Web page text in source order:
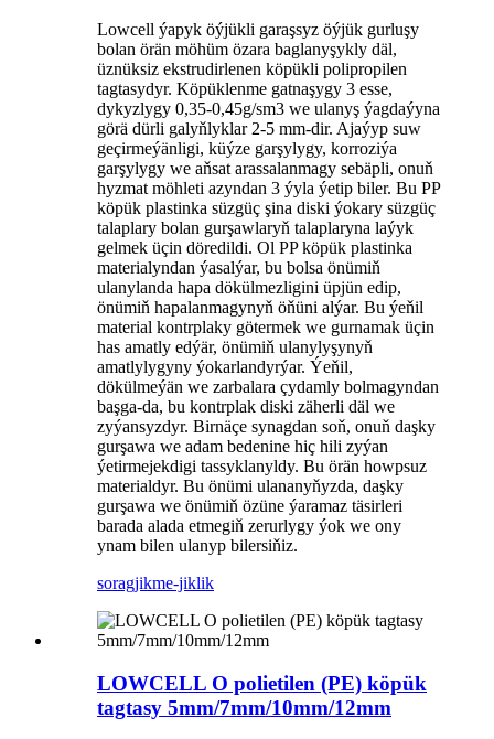
Lowcell ýapyk öýjükli garaşsyz öýjük gurluşy
bolan örän möhüm özara baglanyşykly däl,
üznüksiz ekstrudirlenen köpükli polipropilen
tagtasydyr. Köpüklenme gatnaşygy 3 esse,
dykyzlygy 0,35-0,45g/sm3 we ulanyş ýagdaýyna
görä dürli galyňlyklar 2-5 mm-dir. Ajaýyp suw
geçirmeýänligi, küýze garşylygy, korroziýa
garşylygy we aňsat arassalanmagy sebäpli, onuň
hyzmat möhleti azyndan 3 ýyla ýetip biler. Bu PP
köpük plastinka süzgüç şina diski ýokary süzgüç
talaplary bolan gurşawlaryň talaplaryna laýyk
gelmek üçin döredildi. Ol PP köpük plastinka
materialyndan ýasalýar, bu bolsa önümiň
ulanylanda hapa dökülmezligini üpjün edip,
önümiň hapalanmagynyň öňüni alýar. Bu ýeňil
material kontrplaky götermek we gurnamak üçin
has amatly edýär, önümiň ulanylyşynyň
amatlylygyny ýokarlandyrýar. Ýeňil,
dökülmeýän we zarbalara çydamly bolmagyndan
başga-da, bu kontrplak diski zäherli däl we
zyýansyzdyr. Birnäçe synagdan soň, onuň daşky
gurşawa we adam bedenine hiç hili zyýan
ýetirmejekdigi tassyklanyldy. Bu örän howpsuz
materialdyr. Bu önümi ulananyňyzda, daşky
gurşawa we önümiň özüne ýaramaz täsirleri
barada alada etmegiň zerurlygy ýok we ony
ynam bilen ulanyp bilersiňiz.
soragjikme-jiklik
LOWCELL O polietilen (PE) köpük
tagtasy 5mm/7mm/10mm/12mm